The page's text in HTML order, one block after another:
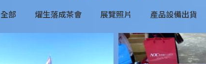
全部 燿生落成茶會 展覽照片 產品設備出貨